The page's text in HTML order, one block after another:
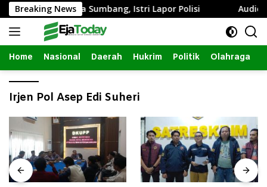
Langsung
ke
konten
Breaking News
dengan Janda Sumbang, Istri Lapor Polisi
Home Nasional Daerah Hukrim Politik Olahraga
Irjen Pol Asep Edi Suheri